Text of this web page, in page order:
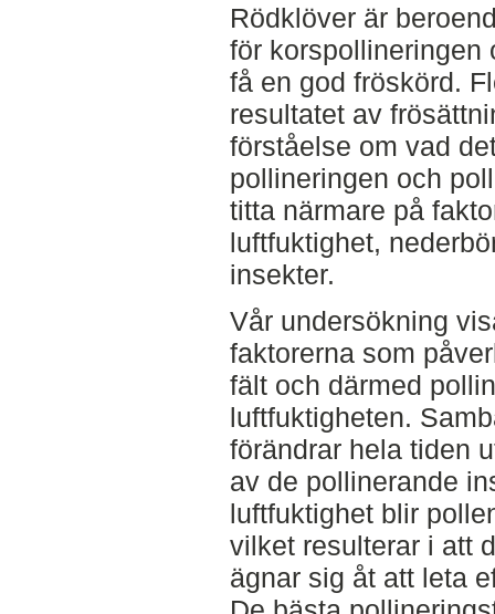
Rödklöver är
för korspollineringen
få en god fröskörd.
resultatet av
förståelse om vad
pollineringen och
titta närmare på
luftfuktighet,
insekter.
Vår undersökning
faktorerna som
fält och därmed
luftfuktigheten.
förändrar hela tiden
av de pollinerande
luftfuktighet blir
vilket resulterar i att
ägnar sig åt att leta